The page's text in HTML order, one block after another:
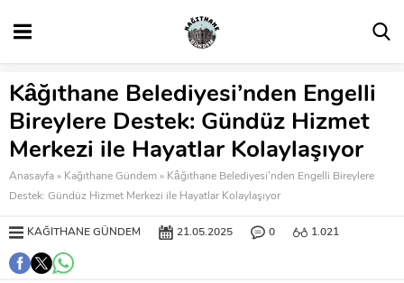
Kâğıthane Belediyesi’nden Engelli
Bireylere Destek: Gündüz Hizmet
Merkezi ile Hayatlar Kolaylaşıyor
Anasayfa » Kağıthane Gündem » Kâğıthane Belediyesi’nden Engelli Bireylere
Destek: Gündüz Hizmet Merkezi ile Hayatlar Kolaylaşıyor
KAĞITHANE GÜNDEM 21.05.2025 0 1.021